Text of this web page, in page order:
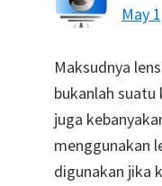
May
Maksudnya
bukanlah
juga
menggunakan
digunakan jika